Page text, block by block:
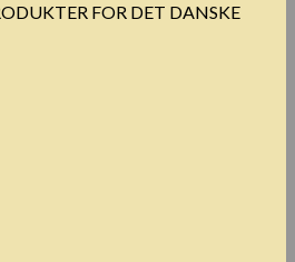
FOR DET DANSKE